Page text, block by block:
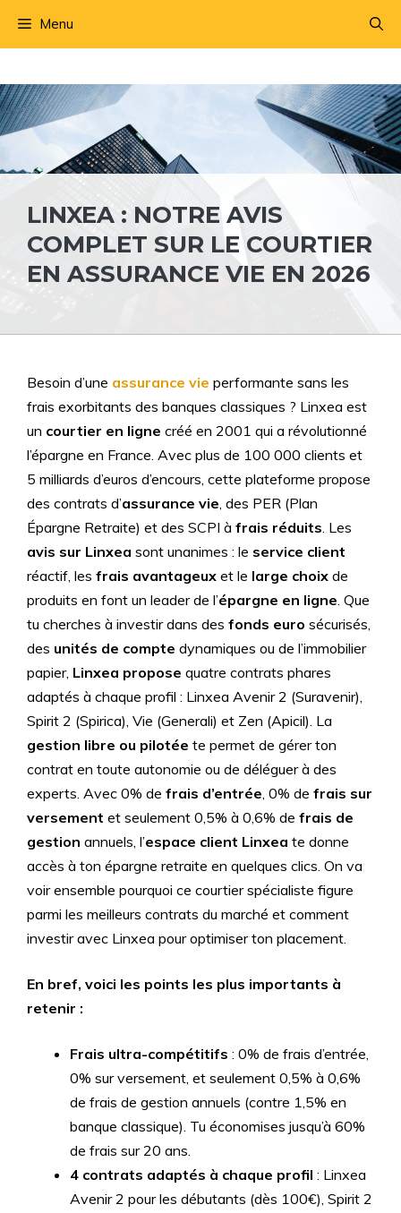
Menu
LINXEA : NOTRE AVIS
COMPLET SUR LE COURTIER
EN ASSURANCE VIE EN 2026
Besoin d’une assurance vie performante sans les
frais exorbitants des banques classiques ? Linxea est
un courtier en ligne créé en 2001 qui a révolutionné
l’épargne en France. Avec plus de 100 000 clients et
5 milliards d’euros d’encours, cette plateforme propose
des contrats d’assurance vie, des PER (Plan
Épargne Retraite) et des SCPI à frais réduits. Les
avis sur Linxea sont unanimes : le service client
réactif, les frais avantageux et le large choix de
produits en font un leader de l’épargne en ligne. Que
tu cherches à investir dans des fonds euro sécurisés,
des unités de compte dynamiques ou de l’immobilier
papier, Linxea propose quatre contrats phares
adaptés à chaque profil : Linxea Avenir 2 (Suravenir),
Spirit 2 (Spirica), Vie (Generali) et Zen (Apicil). La
gestion libre ou pilotée te permet de gérer ton
contrat en toute autonomie ou de déléguer à des
experts. Avec 0% de frais d’entrée, 0% de frais sur
versement et seulement 0,5% à 0,6% de frais de
gestion annuels, l’espace client Linxea te donne
accès à ton épargne retraite en quelques clics. On va
voir ensemble pourquoi ce courtier spécialiste figure
parmi les meilleurs contrats du marché et comment
investir avec Linxea pour optimiser ton placement.
En bref, voici les points les plus importants à
retenir :
Frais ultra-compétitifs : 0% de frais d’entrée,
0% sur versement, et seulement 0,5% à 0,6%
de frais de gestion annuels (contre 1,5% en
banque classique). Tu économises jusqu’à 60%
de frais sur 20 ans.
4 contrats adaptés à chaque profil : Linxea
Avenir 2 pour les débutants (dès 100€), Spirit 2